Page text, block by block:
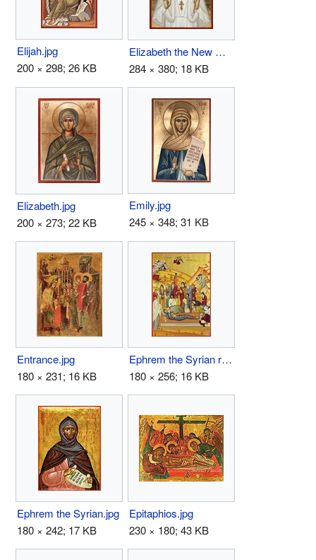
Elijah.jpg
200 × 298; 26 KB
Elizabeth the New Martyr.jpg
284 × 380; 18 KB
Elizabeth.jpg
200 × 273; 22 KB
Emily.jpg
245 × 348; 31 KB
Entrance.jpg
180 × 231; 16 KB
Ephrem the Syrian repose.jpg
180 × 256; 16 KB
Ephrem the Syrian.jpg
180 × 242; 17 KB
Epitaphios.jpg
230 × 180; 43 KB